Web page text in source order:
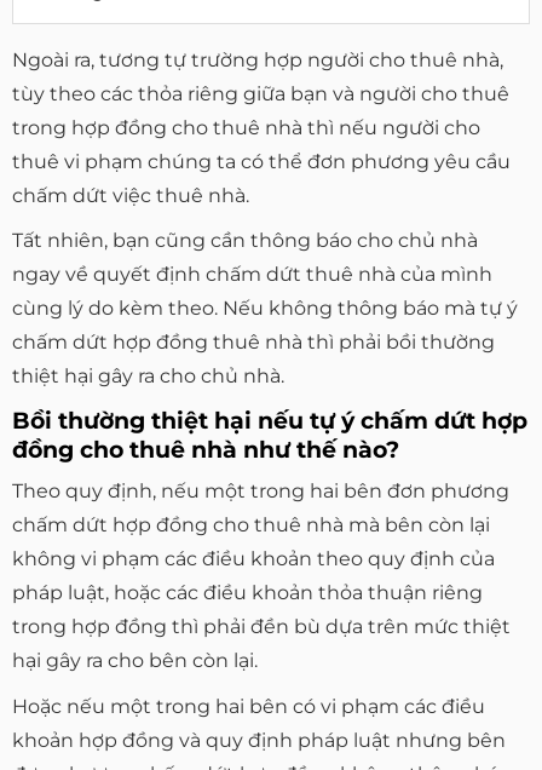
Ngoài ra, tương tự trường hợp người cho thuê nhà,
tùy theo các thỏa riêng giữa bạn và người cho thuê
trong hợp đồng cho thuê nhà thì nếu người cho
thuê vi phạm chúng ta có thể đơn phương yêu cầu
chấm dứt việc thuê nhà.
Tất nhiên, bạn cũng cần thông báo cho chủ nhà
ngay về quyết định chấm dứt thuê nhà của mình
cùng lý do kèm theo. Nếu không thông báo mà tự ý
chấm dứt hợp đồng thuê nhà thì phải bồi thường
thiệt hại gây ra cho chủ nhà.
Bồi thường thiệt hại nếu tự ý chấm dứt hợp
đồng cho thuê nhà như thế nào?
Theo quy định, nếu một trong hai bên đơn phương
chấm dứt hợp đồng cho thuê nhà mà bên còn lại
không vi phạm các điều khoản theo quy định của
pháp luật, hoặc các điều khoản thỏa thuận riêng
trong hợp đồng thì phải đền bù dựa trên mức thiệt
hại gây ra cho bên còn lại.
Hoặc nếu một trong hai bên có vi phạm các điều
khoản hợp đồng và quy định pháp luật nhưng bên